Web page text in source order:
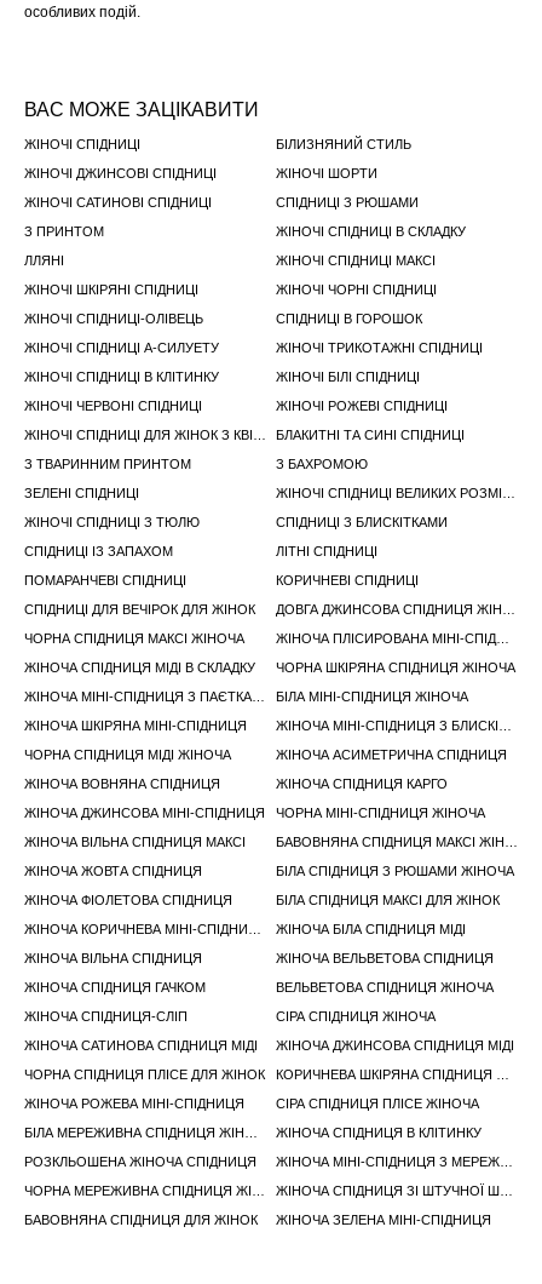
особливих подій.
ВАС МОЖЕ ЗАЦІКАВИТИ
ЖІНОЧІ СПІДНИЦІ
БІЛИЗНЯНИЙ СТИЛЬ
ЖІНОЧІ ДЖИНСОВІ СПІДНИЦІ
ЖІНОЧІ ШОРТИ
ЖІНОЧІ САТИНОВІ СПІДНИЦІ
СПІДНИЦІ З РЮШАМИ
З ПРИНТОМ
ЖІНОЧІ СПІДНИЦІ В СКЛАДКУ
ЛЛЯНІ
ЖІНОЧІ СПІДНИЦІ МАКСІ
ЖІНОЧІ ШКІРЯНІ СПІДНИЦІ
ЖІНОЧІ ЧОРНІ СПІДНИЦІ
ЖІНОЧІ СПІДНИЦІ-ОЛІВЕЦЬ
СПІДНИЦІ В ГОРОШОК
ЖІНОЧІ СПІДНИЦІ А-СИЛУЕТУ
ЖІНОЧІ ТРИКОТАЖНІ СПІДНИЦІ
ЖІНОЧІ СПІДНИЦІ В КЛІТИНКУ
ЖІНОЧІ БІЛІ СПІДНИЦІ
ЖІНОЧІ ЧЕРВОНІ СПІДНИЦІ
ЖІНОЧІ РОЖЕВІ СПІДНИЦІ
БЛАКИТНІ ТА СИНІ СПІДНИЦІ
З ТВАРИННИМ ПРИНТОМ
З БАХРОМОЮ
ЗЕЛЕНІ СПІДНИЦІ
ЖІНОЧІ СПІДНИЦІ З ТЮЛЮ
СПІДНИЦІ З БЛИСКІТКАМИ
СПІДНИЦІ ІЗ ЗАПАХОМ
ЛІТНІ СПІДНИЦІ
ПОМАРАНЧЕВІ СПІДНИЦІ
КОРИЧНЕВІ СПІДНИЦІ
СПІДНИЦІ ДЛЯ ВЕЧІРОК ДЛЯ ЖІНОК
ЧОРНА СПІДНИЦЯ МАКСІ ЖІНОЧА
ЖІНОЧА СПІДНИЦЯ МІДІ В СКЛАДКУ
ЧОРНА ШКІРЯНА СПІДНИЦЯ ЖІНОЧА
БІЛА МІНІ-СПІДНИЦЯ ЖІНОЧА
ЖІНОЧА ШКІРЯНА МІНІ-СПІДНИЦЯ
ЧОРНА СПІДНИЦЯ МІДІ ЖІНОЧА
ЖІНОЧА АСИМЕТРИЧНА СПІДНИЦЯ
ЖІНОЧА ВОВНЯНА СПІДНИЦЯ
ЖІНОЧА СПІДНИЦЯ КАРГО
ЖІНОЧА ДЖИНСОВА МІНІ-СПІДНИЦЯ
ЧОРНА МІНІ-СПІДНИЦЯ ЖІНОЧА
ЖІНОЧА ВІЛЬНА СПІДНИЦЯ МАКСІ
ЖІНОЧА ЖОВТА СПІДНИЦЯ
БІЛА СПІДНИЦЯ З РЮШАМИ ЖІНОЧА
ЖІНОЧА ФІОЛЕТОВА СПІДНИЦЯ
БІЛА СПІДНИЦЯ МАКСІ ДЛЯ ЖІНОК
ЖІНОЧА БІЛА СПІДНИЦЯ МІДІ
ЖІНОЧА ВІЛЬНА СПІДНИЦЯ
ЖІНОЧА ВЕЛЬВЕТОВА СПІДНИЦЯ
ЖІНОЧА СПІДНИЦЯ ГАЧКОМ
ВЕЛЬВЕТОВА СПІДНИЦЯ ЖІНОЧА
ЖІНОЧА СПІДНИЦЯ-СЛІП
СІРА СПІДНИЦЯ ЖІНОЧА
ЖІНОЧА САТИНОВА СПІДНИЦЯ МІДІ
ЖІНОЧА ДЖИНСОВА СПІДНИЦЯ МІДІ
ЧОРНА СПІДНИЦЯ ПЛІСЕ ДЛЯ ЖІНОК
ЖІНОЧА РОЖЕВА МІНІ-СПІДНИЦЯ
СІРА СПІДНИЦЯ ПЛІСЕ ЖІНОЧА
ЖІНОЧА СПІДНИЦЯ В КЛІТИНКУ
РОЗКЛЬОШЕНА ЖІНОЧА СПІДНИЦЯ
БАВОВНЯНА СПІДНИЦЯ ДЛЯ ЖІНОК
ЖІНОЧА ЗЕЛЕНА МІНІ-СПІДНИЦЯ